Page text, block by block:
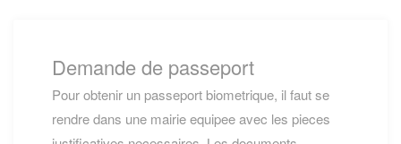
Demande de passeport
Pour obtenir un passeport biometrique, il faut se
rendre dans une mairie equipee avec les pieces